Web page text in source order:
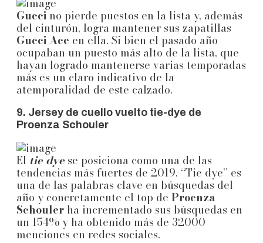
Guccino pierde puestos en la lista y, además
del cinturón, logra mantener sus zapatillas
Gucci Ace en ella. Si bien el pasado año
ocupaban un puesto más alto de la lista, que
hayan logrado mantenerse varias temporadas
más es un claro indicativo de la
atemporalidad de este calzado.
9. Jersey de cuello vuelto tie-dye de
Proenza Schouler
El tie dyese posiciona como una de las
tendencias más fuertes de 2019. “Tie dye” es
una de las palabras clave en búsquedas del
año y concretamente el top de Proenza
Schouler ha incrementado sus búsquedas en
un 154% y ha obtenido más de 32000
menciones en redes sociales.